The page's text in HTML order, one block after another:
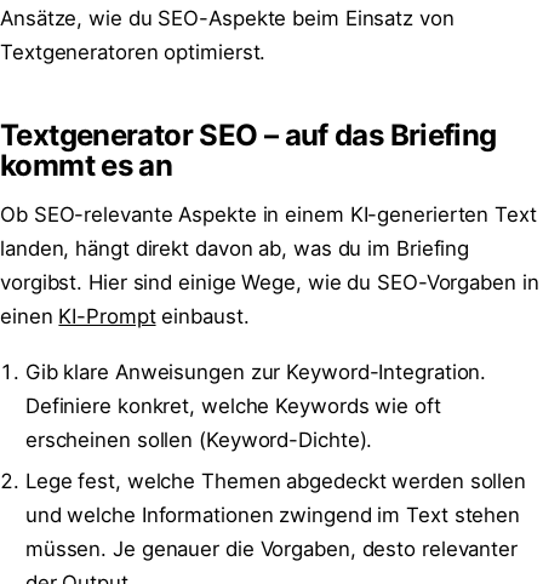
Ansätze, wie du SEO-Aspekte beim Einsatz von
Textgeneratoren optimierst.
Textgenerator SEO – auf das Briefing
kommt es an
Ob SEO-relevante Aspekte in einem KI-generierten Text
landen, hängt direkt davon ab, was du im Briefing
vorgibst. Hier sind einige Wege, wie du SEO-Vorgaben in
einen KI-Prompteinbaust.
Gib klare Anweisungen zur Keyword-Integration.
Definiere konkret, welche Keywords wie oft
erscheinen sollen (Keyword-Dichte).
Lege fest, welche Themen abgedeckt werden sollen
und welche Informationen zwingend im Text stehen
müssen. Je genauer die Vorgaben, desto relevanter